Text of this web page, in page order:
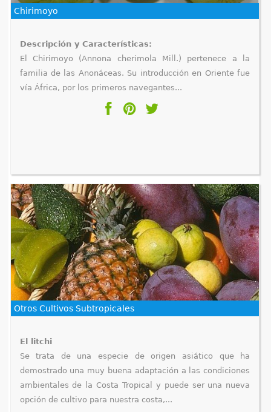
Chirimoyo
Descripción y Características:
El Chirimoyo (Annona cherimola Mill.) pertenece a la
familia de las Anonáceas. Su introducción en Oriente fue
vía África, por los primeros navegantes...
Otros Cultivos Subtropicales
El litchi
Se trata de una especie de origen asiático que ha
demostrado una muy buena adaptación a las condiciones
ambientales de la Costa Tropical y puede ser una nueva
opción de cultivo para nuestra costa,...